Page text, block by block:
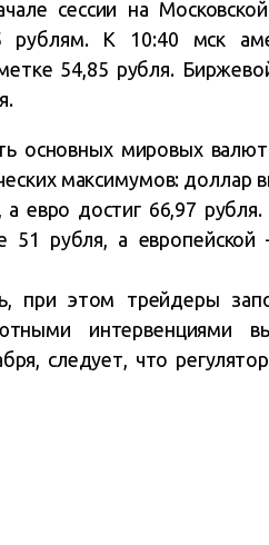
сессии на
рублям. К 10:40 мск
54,85 рубля.
основных мировых
максимумов: доллар
евро достиг 66,97
рубля, а европейской
при этом трейдеры
интервенциями
следует, что